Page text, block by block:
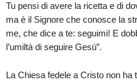
Tu pensi di avere la ricetta e di
ma è il Signore che conosce la
me, che dice a te: seguimi! E
l’umiltà di seguire Gesù”.
La Chiesa fedele a Cristo non ha